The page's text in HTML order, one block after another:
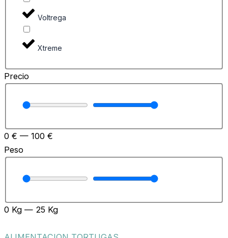
Voltrega
Xtreme
Precio
0 € — 100 €
Peso
0 Kg — 25 Kg